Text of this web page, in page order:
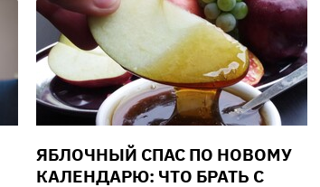
ЯБЛОЧНЫЙ СПАС ПО НОВОМУ
КАЛЕНДАРЮ: ЧТО БРАТЬ С